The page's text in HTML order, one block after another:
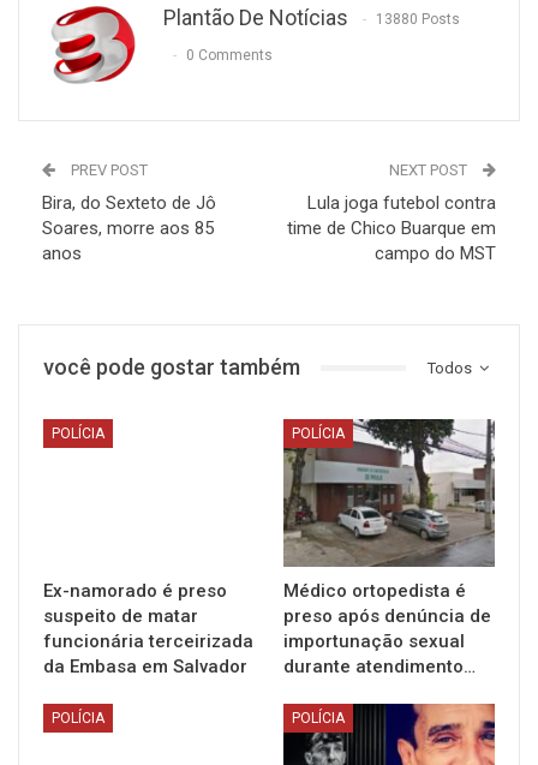
Plantão De Notícias 13880 Posts
0 Comments
PREV POST
Bira, do Sexteto de Jô
Soares, morre aos 85
anos
NEXT POST
Lula joga futebol contra
time de Chico Buarque em
campo do MST
Todos
você pode gostar também
POLÍCIA
Ex-namorado é preso
suspeito de matar
funcionária terceirizada
da Embasa em Salvador
POLÍCIA
Médico ortopedista é
preso após denúncia de
importunação sexual
durante atendimento…
POLÍCIA POLÍCIA